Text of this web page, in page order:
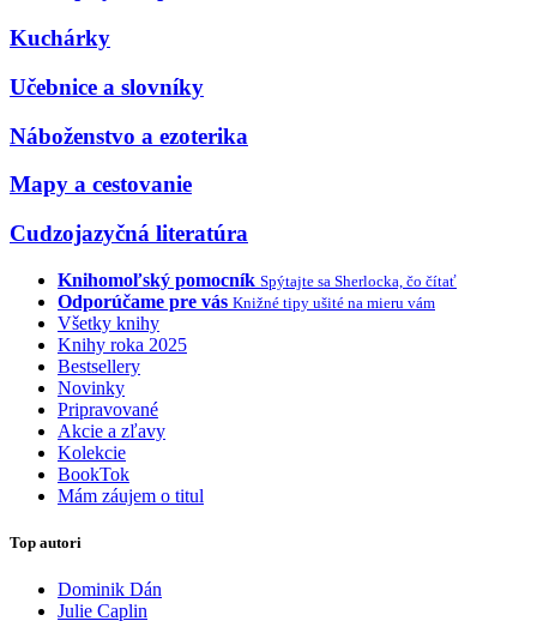
Kuchárky
Učebnice a slovníky
Náboženstvo a ezoterika
Mapy a cestovanie
Cudzojazyčná literatúra
Knihomoľský pomocník Spýtajte sa Sherlocka, čo čítať
Odporúčame pre vás Knižné tipy ušité na mieru vám
Všetky knihy
Knihy roka 2025
Bestsellery
Novinky
Pripravované
Akcie a zľavy
Kolekcie
BookTok
Mám záujem o titul
Top autori
Dominik Dán
Julie Caplin